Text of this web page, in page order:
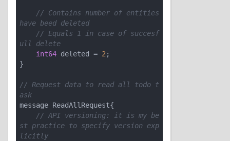
// Contains number of entities
have beed deleted
// Equals 1 in case of succesf
ull delete
int64 deleted = 2;
}
// Request data to read all todo t
ask
message ReadAllRequest{
// API versioning: it is my be
st practice to specify version exp
licitly